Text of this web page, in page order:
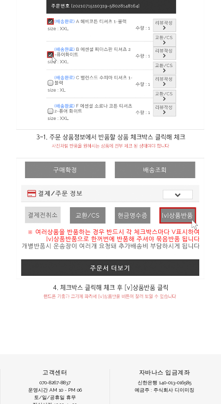
고객센터
070-8267-8837
운영시간 AM 10 - PM 06
토/일/공휴일 휴무
자바나스 입금계좌
신한은행 140-013-016585
예금주 : 주식회사 디이미징